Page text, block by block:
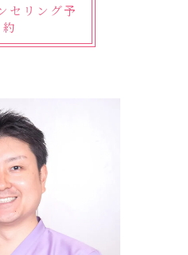
セリング予
約